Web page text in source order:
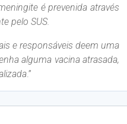
é prevenida através
pelo SUS.
e responsáveis deem uma
alguma vacina atrasada,
.”